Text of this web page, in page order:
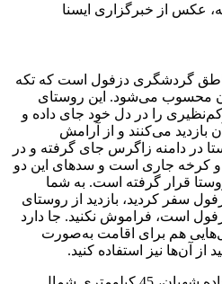
عکس از خبرگزاری ایسنا
گردشگری دزفول است که تکه
محسوب می‌شود. این روستای
را در دل خود جای داده و
بازدید می‌کنند و از آرامش
در دامنه زاگرس جای گرفته و در
و کرخه جاری است و سدهای این دو
قرار گرفته است. به شما
سفر کردید، بازدید از روستای
است، فراموش نکنید. جا دارد
هم برای اقامت به‌صورت
از آن‌ها نیز استفاده کنید.